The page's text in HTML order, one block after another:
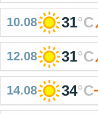
10.08 31°C
12.08 31°C
14.08 34°C